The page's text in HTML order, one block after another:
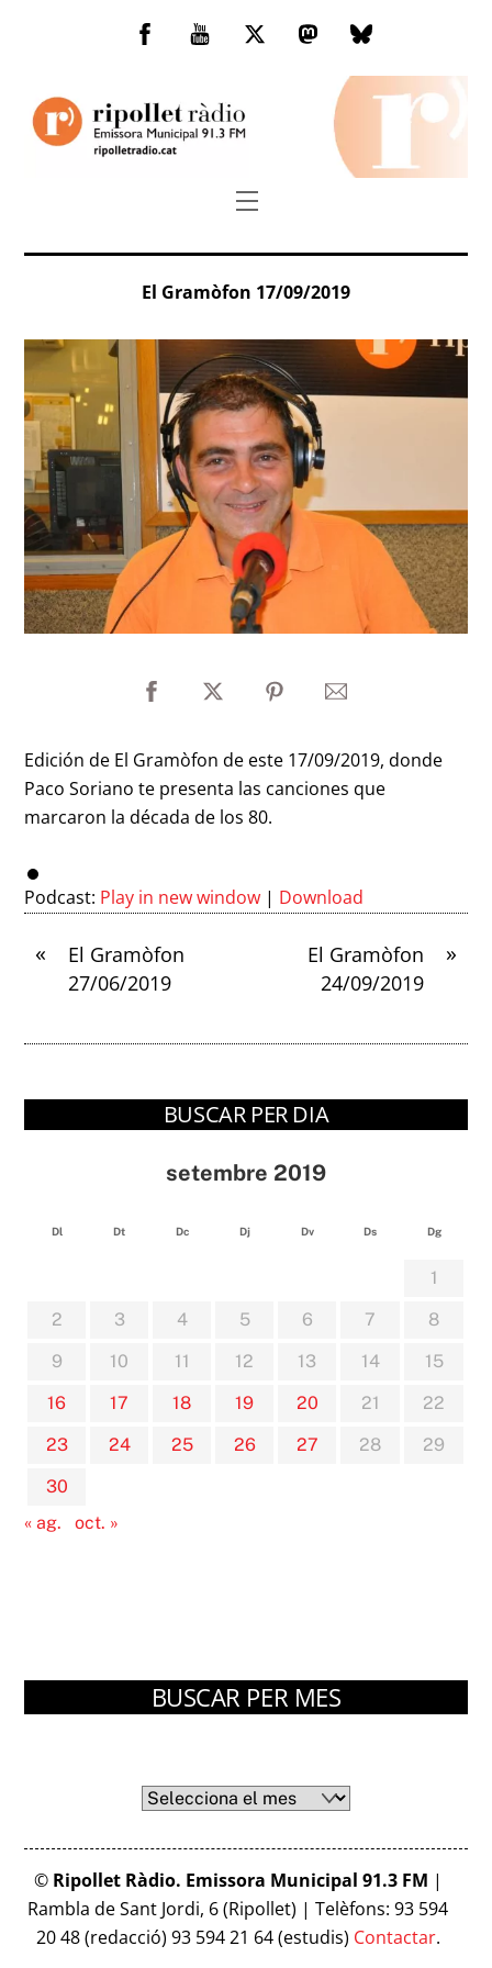
Facebook
You
TwitterMastodonBluesky
Menu
El Gramòfon 17/09/2019
Edición de El Gramòfon de este 17/09/2019, donde
Paco Soriano te presenta las canciones que
marcaron la década de los 80.
Podcast: Play in new window | Download
«
El Gramòfon
27/06/2019
»
El Gramòfon
24/09/2019
BUSCAR PER DIA
setembre 2019
Dl Dt Dc Dj Dv Ds Dg
1
2
3 4 5 6 7
8
9
10 11 12 13 14
15
16
17 18 19 20 21
22
23
24 25 26 27 28
29
30
« ag.
oct. »
BUSCAR PER MES
Arxius
© Ripollet Ràdio. Emissora Municipal 91.3 FM |
Rambla de Sant Jordi, 6 (Ripollet) | Telèfons: 93 594
20 48 (redacció) 93 594 21 64 (estudis) Contactar.